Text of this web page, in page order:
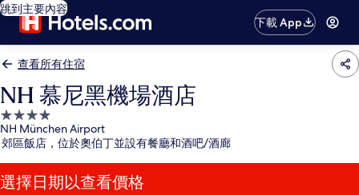
跳到主要內容
下載 App
查看所有住宿
NH 慕尼黑機場酒店
4.0
星
級
住
宿
NH München Airport
郊區飯店，位於奧伯丁並設有餐廳和酒吧/酒廊
選擇日期以查看價格